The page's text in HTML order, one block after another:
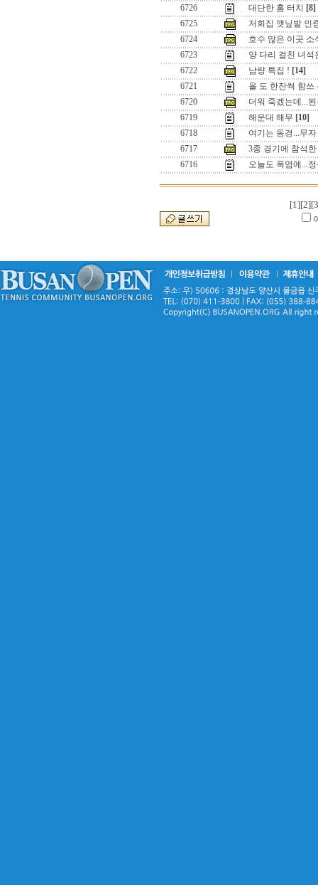
6726 대단한 홈 터치
[8]
6725
저희집 깻닢밭 인
6724
호수 많은 이곳 소
6723
양 다리 걸친 녀석
6722
남량 특집 ! [14]
6721
올 도 한잔썩 함쓰
6720
더워 죽겠는데...
6719
해운대 해무 [10]
6718
여기는 동경...무
6717
3종 경기에 참석
6716
오늘도 폭염에...
[1][2]